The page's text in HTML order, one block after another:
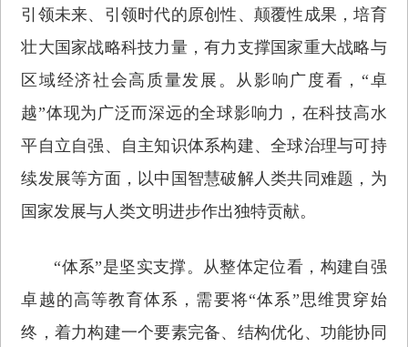
引领未来、引领时代的原创性、颠覆性成果，培育
壮大国家战略科技力量，有力支撑国家重大战略与
区域经济社会高质量发展。从影响广度看，“卓
越”体现为广泛而深远的全球影响力，在科技高水
平自立自强、自主知识体系构建、全球治理与可持
续发展等方面，以中国智慧破解人类共同难题，为
国家发展与人类文明进步作出独特贡献。
“体系”是坚实支撑。从整体定位看，构建自强
卓越的高等教育体系，需要将“体系”思维贯穿始
终，着力构建一个要素完备、结构优化、功能协同